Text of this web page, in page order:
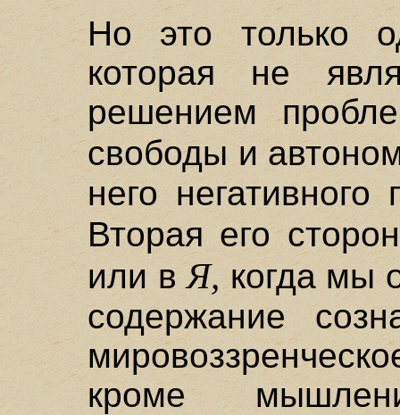
Но это только
которая не
решением
свободы и
него
Вторая его
или вЯ,когда мы
содержание
кроме